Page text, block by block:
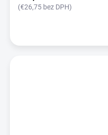
(€26,75 bez DPH)